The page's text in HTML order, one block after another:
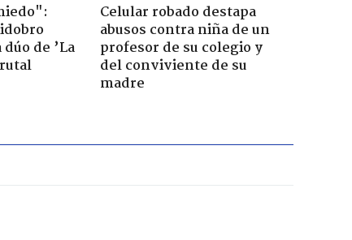
de ’La
Celular robado destapa
abusos contra niña de un
profesor de su colegio y
del conviviente de su
madre